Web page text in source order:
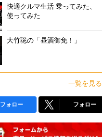
快適クルマ生活 乗ってみた、
使ってみた
大竹聡の「昼酒御免！」
一覧を見る
フォロー フォロー